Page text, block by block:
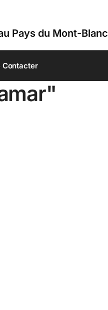
Pays du Mont-Blanc
Contacter